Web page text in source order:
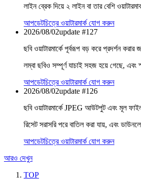
লাইন ব্রেক দিয়ে ২ লাইন বা তার বেশি
আপডেটচিত্রে ওয়াটারমার্ক যোগ করুন
2026/08/02update #127
ছবি ওয়াটারমার্কে পূর্বরূপ বড় করে প্রদর্শন
লম্বা ছবিও সম্পূর্ণ যাচাই সহজ হয়ে গেছে, এবং
আপডেটচিত্রে ওয়াটারমার্ক যোগ করুন
2026/08/02update #126
ছবি ওয়াটারমার্কে JPEG আউটপুট এবং মূল
রিসেট সরাসরি পরে বাতিল করা যায়, এবং
আপডেটচিত্রে ওয়াটারমার্ক যোগ করুন
আরও দেখুন
TOP